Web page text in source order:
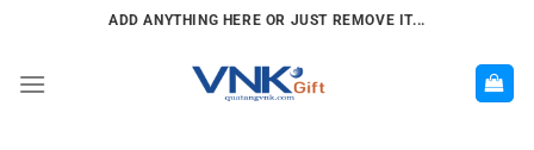
nội
ADD ANYTHING HERE OR JUST REMOVE IT...